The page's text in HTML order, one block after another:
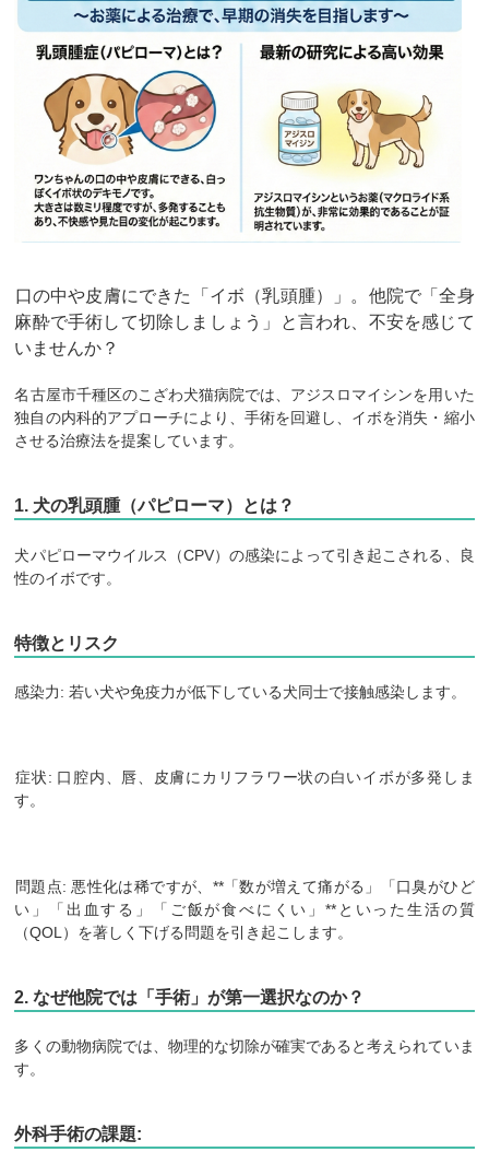
​口の中や皮膚にできた「イボ（乳頭腫）」。他院で「全身
麻酔で手術して切除しましょう」と言われ、不安を感じて
いませんか？
​名古屋市千種区のこざわ犬猫病院では、アジスロマイシンを用いた
独自の内科的アプローチにより、手術を回避し、イボを消失・縮小
させる治療法を提案しています。
​1. 犬の乳頭腫（パピローマ）とは？
​犬パピローマウイルス（CPV）の感染によって引き起こされる、良
性のイボです。
​特徴とリスク
​感染力: 若い犬や免疫力が低下している犬同士で接触感染します。
​症状: 口腔内、唇、皮膚にカリフラワー状の白いイボが多発しま
す。
​問題点: 悪性化は稀ですが、**「数が増えて痛がる」「口臭がひど
い」「出血する」「ご飯が食べにくい」**といった生活の質
（QOL）を著しく下げる問題を引き起こします。
​2. なぜ他院では「手術」が第一選択なのか？
​多くの動物病院では、物理的な切除が確実であると考えられていま
す。
​外科手術の課題: